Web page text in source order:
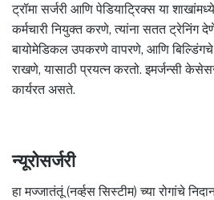
ट्रॉमा सर्जरी आणि पेडियाट्रिक्स या
कर्मचारी नियुक्त करणे, त्यांना सतत ट्रेनिंग
बायोमेडिकल उपकरणे वापरणे, आणि
राखणे, यासाठी प्रयत्न करतो. इमर्जन्सी
कार्यरत असते.
न्यूरोसर्जरी
हा मज्जातंतूं (नर्व्हस सिस्टीम) च्या रोगांचे